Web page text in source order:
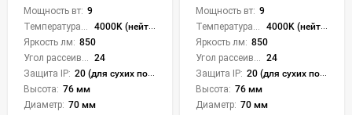
Мощность вт: 9
4000K (нейтральный)
Яркость лм: 850
24
Защита IP: 20 (для сухих пом.)
Высота: 76 мм
Диаметр: 70 мм
Мощность вт: 9
4000K (нейтральный)
Яркость лм: 850
24
Защита IP: 20 (для сухих пом.)
Высота: 76 мм
Диаметр: 70 мм